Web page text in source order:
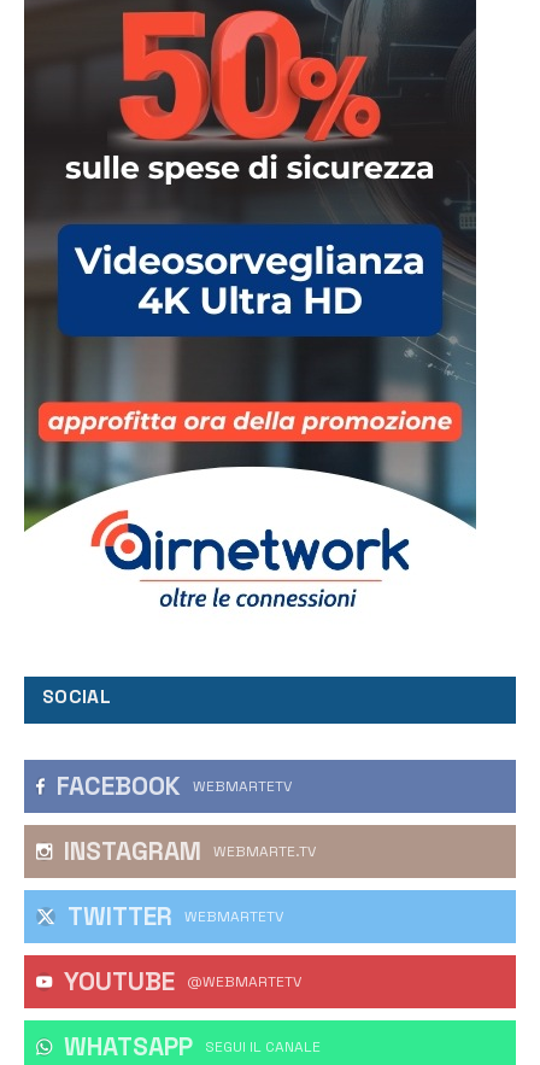
SOCIAL
FACEBOOK WEBMARTETV
INSTAGRAM WEBMARTE.TV
TWITTER WEBMARTETV
YOUTUBE @WEBMARTETV
WHATSAPP ‎SEGUI IL CANALE